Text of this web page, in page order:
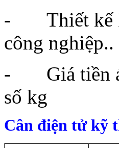
- Thiết kế
công nghiệp..
- Giá tiền áp
số kg
Cân điện tử kỹ